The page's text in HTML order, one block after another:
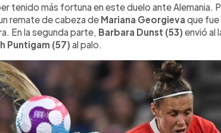
tenido más fortuna en este duelo ante Alemania.
remate de cabeza de Mariana Georgieva que
En la segunda parte, Barbara Dunst (53) envió al
Puntigam (57) al palo.